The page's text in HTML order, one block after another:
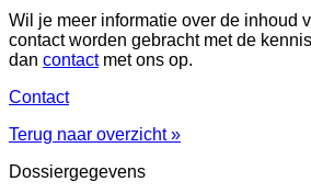
Wil je meer informatie over de inhoud
contact worden gebracht met de
dan contactmet ons op.
Contact
Terug naar overzicht »
Dossiergegevens